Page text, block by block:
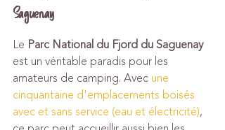
Saguenay
Le Parc National du Fjord du Saguenay
est un véritable paradis pour les
amateurs de camping. Avec une
cinquantaine d'emplacements boisés
avec et sans service (eau et électricité),